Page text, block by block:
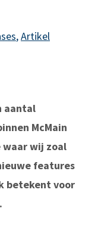
,Artikel
aantal
McMain
wij zoal
features
betekent voor